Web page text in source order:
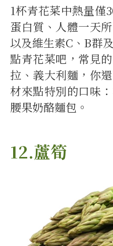
1杯青花菜中熱量僅
蛋白質、人體一天
以及維生素C、B群
點青花菜吧，常見
拉、義大利麵，你
材來點特別的口味
腰果奶酪麵包。
12.蘆筍